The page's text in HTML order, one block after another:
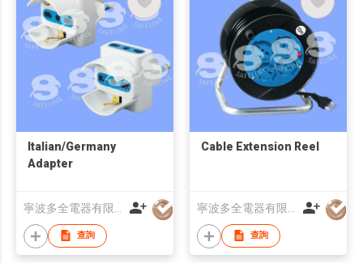
Italian/Germany
Adapter
查詢
Cable Extension Reel
查詢